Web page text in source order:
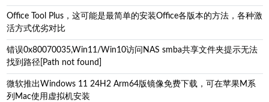
Office Tool Plus，这可能是最简单的安装Office各版本的方法，各种激
活方式优劣对比
错误0x80070035,Win11/Win10访问NAS smba共享文件夹提示无法
找到路径[Path not found]
微软推出Windows 11 24H2 Arm64版镜像免费下载，可在苹果M系
列Mac使用虚拟机安装